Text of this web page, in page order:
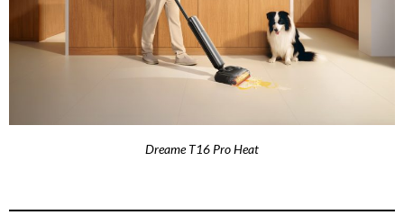
Dreame T16 Pro Heat